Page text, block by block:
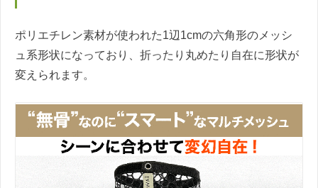
ポリエチレン素材が使われた1辺1cmの六角形のメッシ
ュ系形状になっており、折ったり丸めたり自在に形状が
変えられます。